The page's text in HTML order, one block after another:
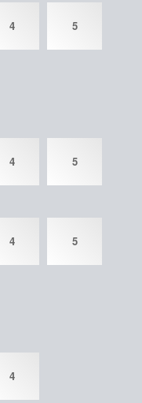
4 5
4 5
4 5
4